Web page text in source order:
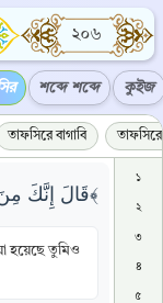
২০৬
শব্দে শব্দে কুইজ
তাফসিরে বাগাবি তাফসিরে
قَالَ إِنَّكَ مِنَ الْمُنْظَرِينَ ﴿١٥﴾
হয়েছে তুমিও
১
২
৩
৪
৫